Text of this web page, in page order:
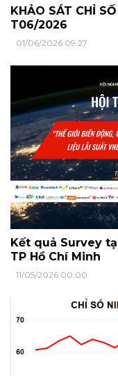
KHẢO SÁT CHỈ
T06/2026
01/06/2026 09:27
Kết quả Survey
TP Hồ Chí Minh
11/05/2026 00:00